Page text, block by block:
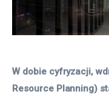
W dobie cyfryzacji,
Resource Planning)